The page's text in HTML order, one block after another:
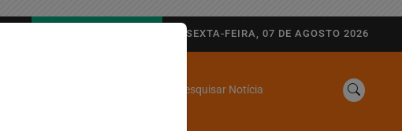
SEXTA-FEIRA, 07 DE AGOSTO 2026
Pesquisar Notícia